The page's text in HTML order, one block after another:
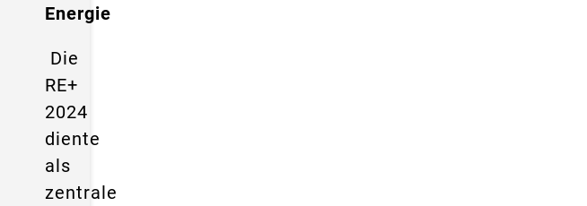
Energie
Die
RE+
2024
diente
als
zentrale